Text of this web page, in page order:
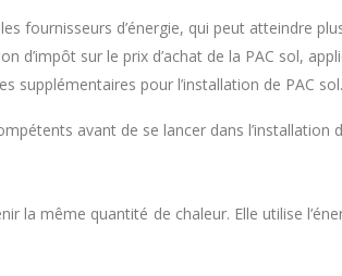
fournisseurs d’énergie, qui peut atteindre
d’impôt sur le prix d’achat de la PAC sol,
supplémentaires pour l’installation de PAC sol.
avant de se lancer dans l’installation
la même quantité de chaleur. Elle utilise